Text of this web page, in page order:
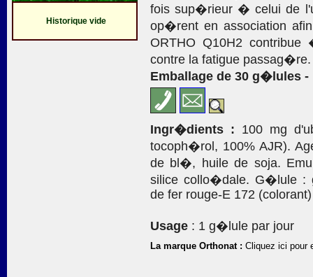
Historique vide
fois sup�rieur � celui de
op�rent en association
ORTHO Q10H2
contre la fatigue passag�re.
Emballage de 30 g�lules -
Ingr�dients : 100 mg
tocoph�rol, 100% AJR).
de bl�, huile de soja.
silice collo�dale. G�lule :
de fer rouge-E 172 (colorant)
Usage : 1 g�lule par jour
La marque Orthonat : Cliquez ici pour